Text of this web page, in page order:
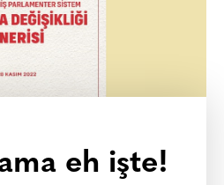
eh işte!